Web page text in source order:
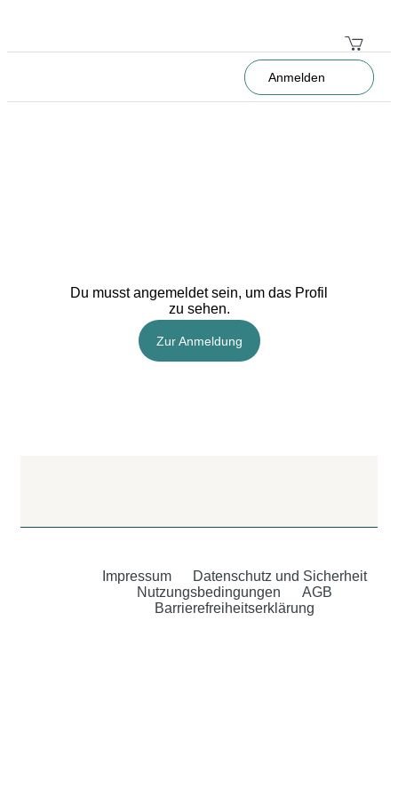
Anmelden
Du musst angemeldet sein, um das Profil
zu sehen.
Zur Anmeldung
Impressum
Datenschutz und Sicherheit
Nutzungsbedingungen
AGB
Barrierefreiheitserklärung